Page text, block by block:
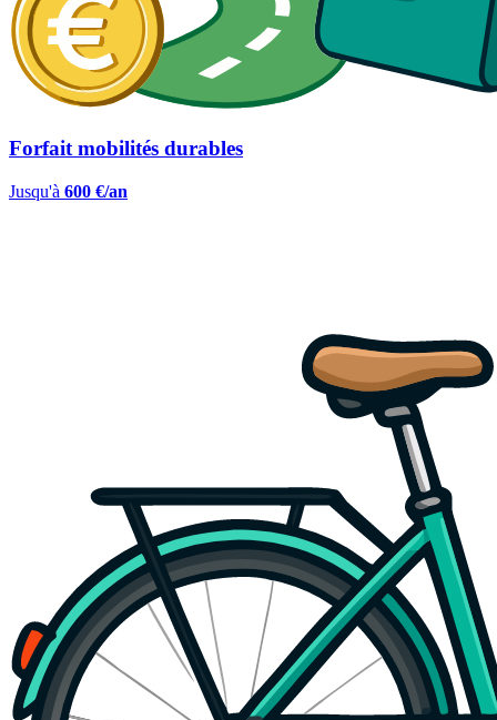
Forfait mobilités durables
Jusqu'à 600 €/an